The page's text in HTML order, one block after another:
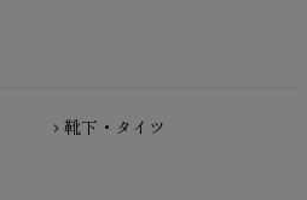
ブ）
chevron_right 靴下・タイツ